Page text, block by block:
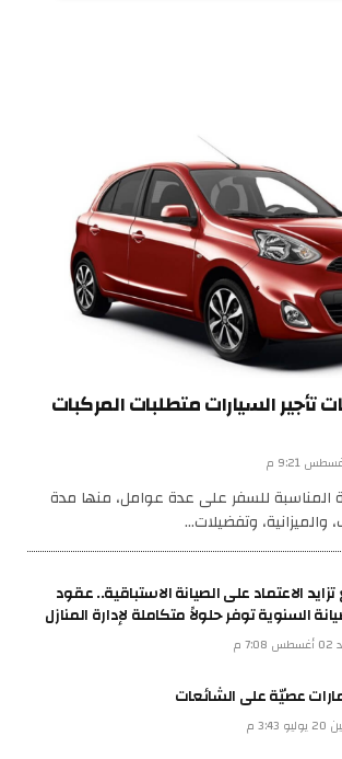
تأجير السيارات متطلبات المركبات
المناسبة للسفر على عدة عوامل، منها مدة
والميزانية، وتفضيلات…
الاعتماد على الصيانة الاستباقية.. عقود
السنوية توفر حلولاً متكاملة لإدارة المنازل
م
عصيّة على الشائعات
3:43 م